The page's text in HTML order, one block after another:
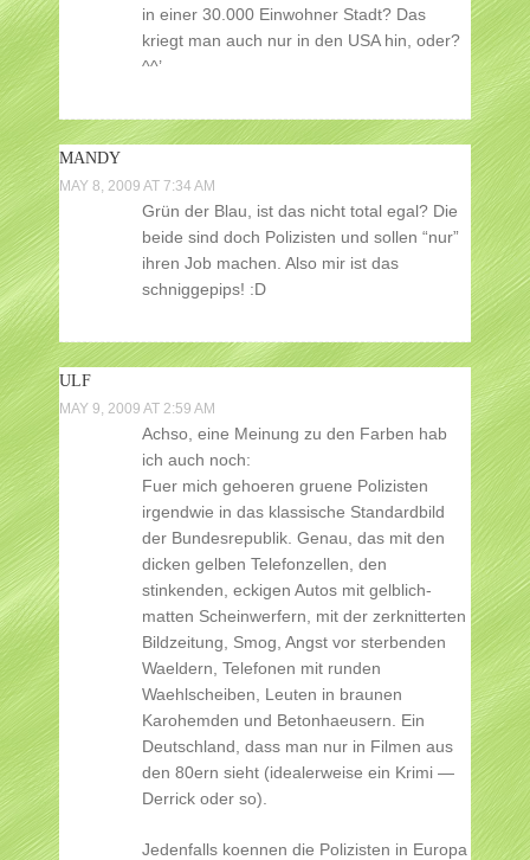
in einer 30.000 Einwohner Stadt? Das
kriegt man auch nur in den USA hin, oder?
^^’
MANDY
MAY 8, 2009 AT 7:34 AM
Grün der Blau, ist das nicht total egal? Die
beide sind doch Polizisten und sollen “nur”
ihren Job machen. Also mir ist das
schniggepips! :D
ULF
MAY 9, 2009 AT 2:59 AM
Achso, eine Meinung zu den Farben hab
ich auch noch:
Fuer mich gehoeren gruene Polizisten
irgendwie in das klassische Standardbild
der Bundesrepublik. Genau, das mit den
dicken gelben Telefonzellen, den
stinkenden, eckigen Autos mit gelblich-
matten Scheinwerfern, mit der zerknitterten
Bildzeitung, Smog, Angst vor sterbenden
Waeldern, Telefonen mit runden
Waehlscheiben, Leuten in braunen
Karohemden und Betonhaeusern. Ein
Deutschland, dass man nur in Filmen aus
den 80ern sieht (idealerweise ein Krimi —
Derrick oder so).
Jedenfalls koennen die Polizisten in Europa